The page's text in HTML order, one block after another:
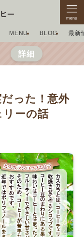
menu
MENU BLOG 最新
詳細
った！意外
リーの話